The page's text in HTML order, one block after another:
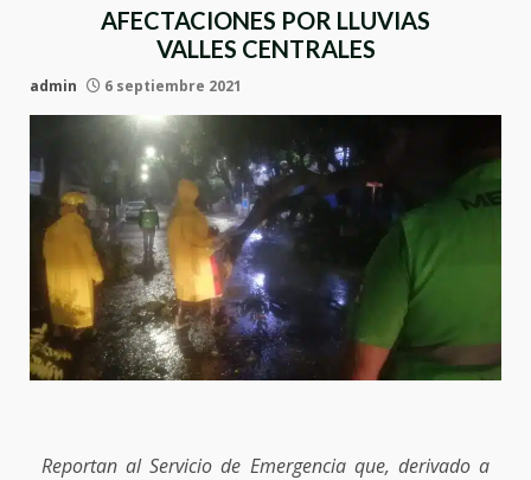
AFECTACIONES POR LLUVIAS
VALLES CENTRALES
admin 6 septiembre 2021
Reportan al Servicio de Emergencia que, derivado a